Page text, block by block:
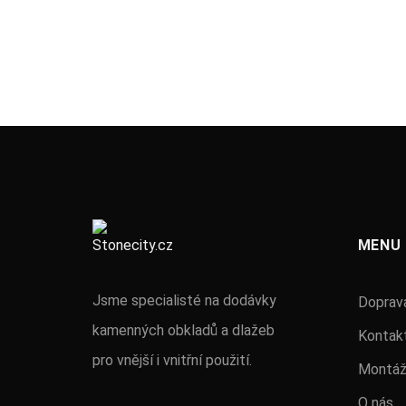
Jsme specialisté na dodávky
kamenných obkladů a dlažeb
pro vnější i vnitřní použití.
MENU
Montáž